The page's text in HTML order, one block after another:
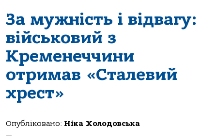
За мужність і відвагу:
військовий з
Кременеччини
отримав «Сталевий
хрест»
Опубліковано: Ніка Холодовська
—